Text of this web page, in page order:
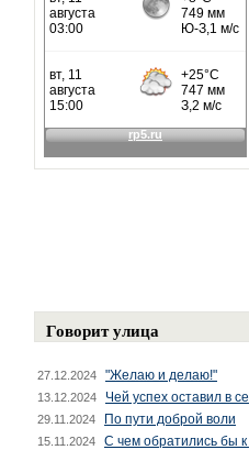
Говорит улица
27.12.2024 "Желаю и делаю!"
13.12.2024 Чей успех оставил в
29.11.2024 По пути доброй воли
15.11.2024 С чем обратились бы